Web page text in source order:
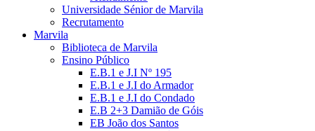
Universidade Sénior de Marvila
Recrutamento
Marvila
Biblioteca de Marvila
Ensino Público
E.B.1 e J.I Nº 195
E.B.1 e J.I do Armador
E.B.1 e J.I do Condado
E.B 2+3 Damião de Góis
EB João dos Santos